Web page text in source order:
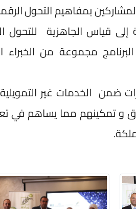
بمفاهيم التحول
إلى قياس الجاهزية
مجموعة من
ضمن الخدمات غير
و تمكينهم مما يساهم في